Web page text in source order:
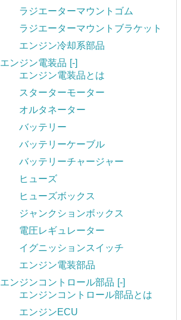
ラジエーターマウントゴム
ラジエーターマウントブラケット
エンジン冷却系部品
エンジン電装品 [-]
エンジン電装品とは
スターターモーター
オルタネーター
バッテリー
バッテリーケーブル
バッテリーチャージャー
ヒューズ
ヒューズボックス
ジャンクションボックス
電圧レギュレーター
イグニッションスイッチ
エンジン電装部品
エンジンコントロール部品 [-]
エンジンコントロール部品とは
エンジンECU